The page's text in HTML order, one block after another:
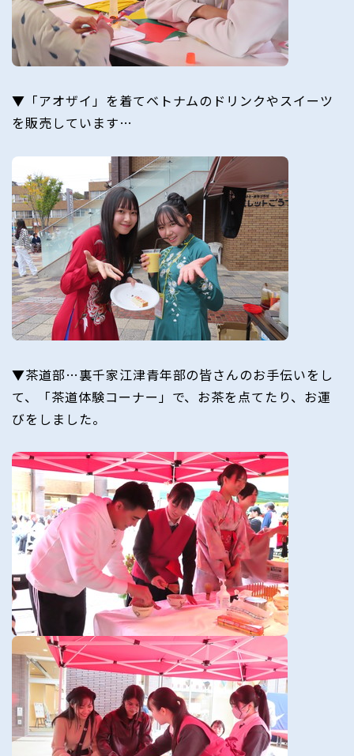
▼「アオザイ」を着てベトナムのドリンクやスイーツ
を販売しています…
▼茶道部…裏千家江津青年部の皆さんのお手伝いをし
て、「茶道体験コーナー」で、お茶を点てたり、お運
びをしました。